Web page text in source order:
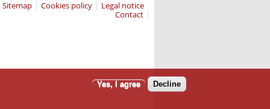
Legal notice
Cookies policy
Sitemap
Contact
Yes, I agree Decline